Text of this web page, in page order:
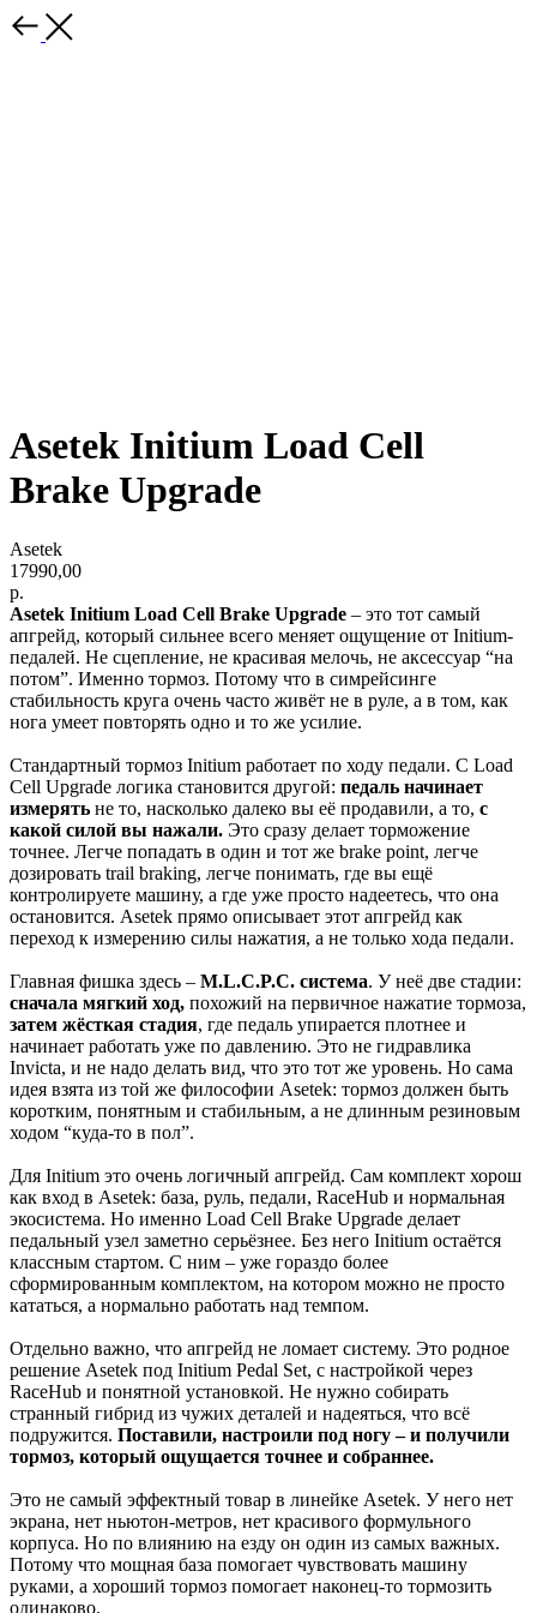
Asetek Initium Load Cell
Brake Upgrade
Asetek
17990,00
р.
Asetek Initium Load Cell Brake Upgrade – это тот самый
апгрейд, который сильнее всего меняет ощущение от Initium-
педалей. Не сцепление, не красивая мелочь, не аксессуар “на
потом”. Именно тормоз. Потому что в симрейсинге
стабильность круга очень часто живёт не в руле, а в том, как
нога умеет повторять одно и то же усилие.
Стандартный тормоз Initium работает по ходу педали. С Load
Cell Upgrade логика становится другой: педаль начинает
измерять не то, насколько далеко вы её продавили, а то, с
какой силой вы нажали. Это сразу делает торможение
точнее. Легче попадать в один и тот же brake point, легче
дозировать trail braking, легче понимать, где вы ещё
контролируете машину, а где уже просто надеетесь, что она
остановится. Asetek прямо описывает этот апгрейд как
переход к измерению силы нажатия, а не только хода педали.
Главная фишка здесь – M.L.C.P.C. система. У неё две стадии:
сначала мягкий ход, похожий на первичное нажатие тормоза,
затем жёсткая стадия, где педаль упирается плотнее и
начинает работать уже по давлению. Это не гидравлика
Invicta, и не надо делать вид, что это тот же уровень. Но сама
идея взята из той же философии Asetek: тормоз должен быть
коротким, понятным и стабильным, а не длинным резиновым
ходом “куда-то в пол”.
Для Initium это очень логичный апгрейд. Сам комплект хорош
как вход в Asetek: база, руль, педали, RaceHub и нормальная
экосистема. Но именно Load Cell Brake Upgrade делает
педальный узел заметно серьёзнее. Без него Initium остаётся
классным стартом. С ним – уже гораздо более
сформированным комплектом, на котором можно не просто
кататься, а нормально работать над темпом.
Отдельно важно, что апгрейд не ломает систему. Это родное
решение Asetek под Initium Pedal Set, с настройкой через
RaceHub и понятной установкой. Не нужно собирать
странный гибрид из чужих деталей и надеяться, что всё
подружится. Поставили, настроили под ногу – и получили
тормоз, который ощущается точнее и собраннее.
Это не самый эффектный товар в линейке Asetek. У него нет
экрана, нет ньютон-метров, нет красивого формульного
корпуса. Но по влиянию на езду он один из самых важных.
Потому что мощная база помогает чувствовать машину
руками, а хороший тормоз помогает наконец-то тормозить
одинаково.